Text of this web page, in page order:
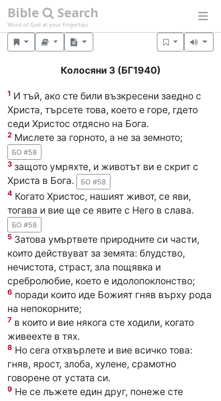
Bible Search
Word of God at your fingertips
Колосяни 3 (БГ1940)
1 И тъй, ако сте били възкресени заедно с
Христа, търсете това, което е горе, гдето
седи Христос отдясно на Бога.
2 Мислете за горното, а не за земното;
БО #58
3 защото умряхте, и животът ви е скрит с
Христа в Бога.
БО #58
4 Когато Христос, нашият живот, се яви,
тогава и вие ще се явите с Него в слава.
БО #58
5 Затова умъртвете природните си части,
които действуват за земята: блудство,
нечистота, страст, зла пощявка и
сребролюбие, което е идолопоклонство;
6 поради които иде Божият гняв върху рода
на непокорните;
7 в които и вие някога сте ходили, когато
живеехте в тях.
8 Но сега отхвърлете и вие всичко това:
гняв, ярост, злоба, хулене, срамотно
говорене от устата си.
9 Не се лъжете един друг, понеже сте